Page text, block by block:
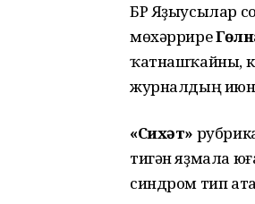
БР Яҙыусылар
мөхәррире
ҡатнашҡайны,
журналдың
«Сихәт»
тигән яҙмала
синдром тип